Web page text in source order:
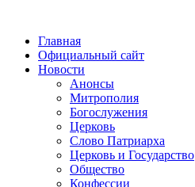
Главная
Официальный сайт
Новости
Анонсы
Митрополия
Богослужения
Церковь
Слово Патриарха
Церковь и Государство
Общество
Конфессии